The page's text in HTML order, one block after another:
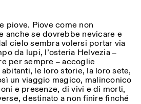
piove. Piove come non
anche se dovrebbe nevicare e
cielo sembra volersi portar via
da lupi, l’osteria Helvezia ‒
per sempre ‒ accoglie
le loro storie, la loro sete,
un viaggio magico, malinconico
e presenze, di vivi e di morti,
destinato a non finire finché